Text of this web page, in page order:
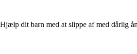
Hjælp dit barn med at slippe af med dårlig